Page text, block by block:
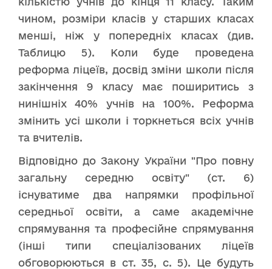
чином, розміри класів у старших класах
менші, ніж у попередніх класах (див.
Таблицю 5). Коли буде проведена
реформа ліцеїв, досвід зміни школи після
закінчення 9 класу має поширитись з
нинішніх 40% учнів на 100%. Реформа
змінить усі школи і торкнеться всіх учнів
та вчителів.
Відповідно до Закону України "Про повну
загальну середню освіту" (ст. 6)
існуватиме два напрямки профільної
середньої освіти, а саме академічне
спрямування та професійне спрямування
(інші типи спеціалізованих ліцеїв
обговорюються в ст. 35, с. 5). Це будуть